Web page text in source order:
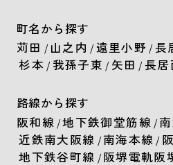
町名から探す
苅田 / 山之内 / 遠里小野 / 長
杉本 / 我孫子東 / 矢田 / 長居
路線から探す
阪和線 /地下鉄御堂筋線 /
近鉄南大阪線 /南海本線 /
地下鉄谷町線 / 阪堺電軌阪